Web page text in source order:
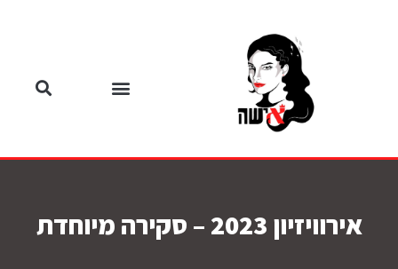
אירוויזיון 2023 – סקירה מיוחדת